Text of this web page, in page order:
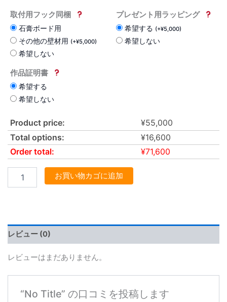
取付用フック同梱
石膏ボード用
その他の壁材用 (+¥5,000)
希望しない
プレゼント用ラッピング
希望する (+¥5,000)
希望しない
作品証明書
希望する
希望しない
Product price: ¥55,000
Total options:
¥16,600
Order total:
¥71,600
お買い物カゴに追加
レビュー (0)
レビューはまだありません。
“No Title” の口コミを投稿します